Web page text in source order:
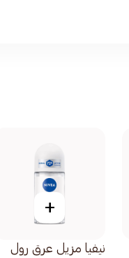
+
نيفيا مزيل عرق رول